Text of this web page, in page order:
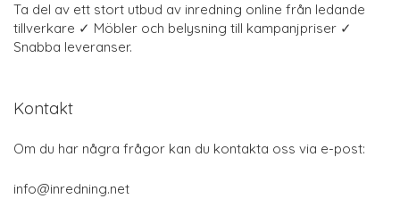
Ta del av ett stort utbud av inredning online från ledande
tillverkare ✓ Möbler och belysning till kampanjpriser ✓
Snabba leveranser.
Kontakt
Om du har några frågor kan du kontakta oss via e-post:
info@inredning.net